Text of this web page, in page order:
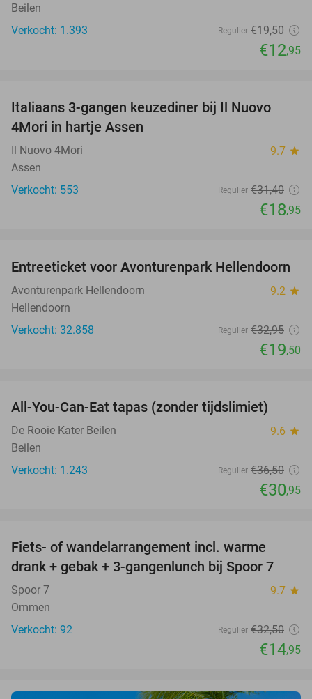
Beilen
Verkocht: 1.393
Regulier €19,50
€12,95
40%
Italiaans 3-gangen keuzediner bij Il Nuovo
4Mori in hartje Assen
Il Nuovo 4Mori 9.7 star
Assen
Verkocht: 553
Regulier €31,40
€18,95
41%
Entreeticket voor Avonturenpark Hellendoorn
Avonturenpark Hellendoorn 9.2 star
Hellendoorn
Verkocht: 32.858
Regulier €32,95
€19,50
All-You-Can-Eat tapas (zonder tijdslimiet)
De Rooie Kater Beilen 9.6 star
Beilen
Verkocht: 1.243
Regulier €36,50
€30,95
Fiets- of wandelarrangement incl. warme
drank + gebak + 3-gangenlunch bij Spoor 7
Spoor 7 9.7 star
Ommen
Verkocht: 92
Regulier €32,50
€14,95